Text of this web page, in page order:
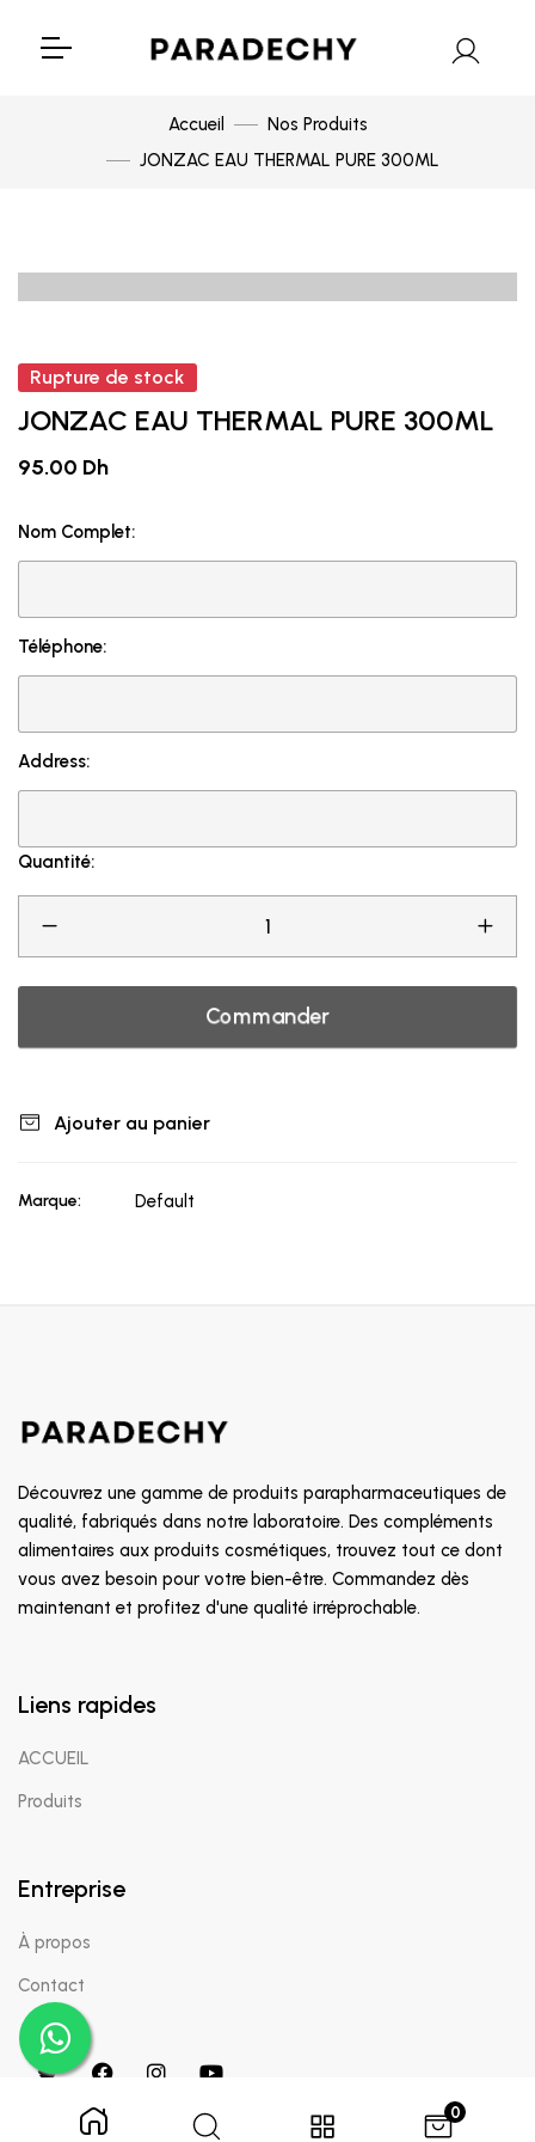
0
Accueil
Nos Produits
JONZAC EAU THERMAL PURE 300ML
Rupture de stock
JONZAC EAU THERMAL PURE 300ML
95.00 Dh
Nom Complet:
Téléphone:
Address:
Quantité:
Commander
Ajouter au panier
Marque: Default
Découvrez une gamme de produits parapharmaceutiques de
qualité, fabriqués dans notre laboratoire. Des compléments
alimentaires aux produits cosmétiques, trouvez tout ce dont
vous avez besoin pour votre bien-être. Commandez dès
maintenant et profitez d'une qualité irréprochable.
Liens rapides
ACCUEIL
Produits
Entreprise
À propos
Contact